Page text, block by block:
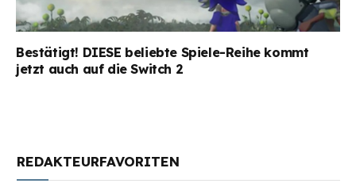
Bestätigt! DIESE beliebte Spiele-Reihe kommt
jetzt auch auf die Switch 2
REDAKTEURFAVORITEN